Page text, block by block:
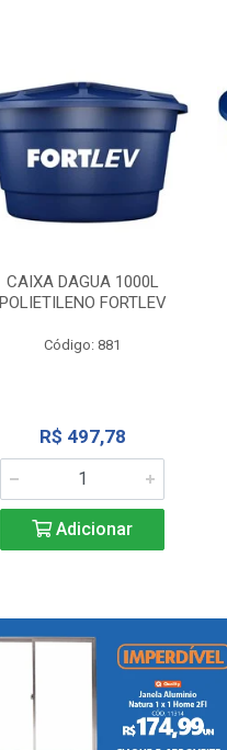
CAIXA DAGUA 1000L
POLIETILENO FORTLEV
Código: 881
R$ 497,78
Adicionar